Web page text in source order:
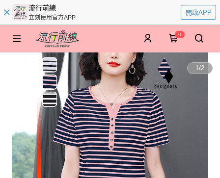
流行前線
立刻使用官方APP
開啟APP
0
1/2